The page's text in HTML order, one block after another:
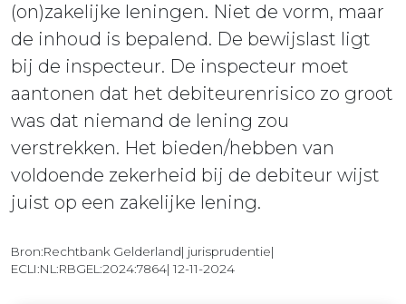
(on)zakelijke leningen. Niet de vorm, maar
de inhoud is bepalend. De bewijslast ligt
bij de inspecteur. De inspecteur moet
aantonen dat het debiteurenrisico zo groot
was dat niemand de lening zou
verstrekken. Het bieden/hebben van
voldoende zekerheid bij de debiteur wijst
juist op een zakelijke lening.
Bron:Rechtbank Gelderland| jurisprudentie|
ECLI:NL:RBGEL:2024:7864| 12-11-2024